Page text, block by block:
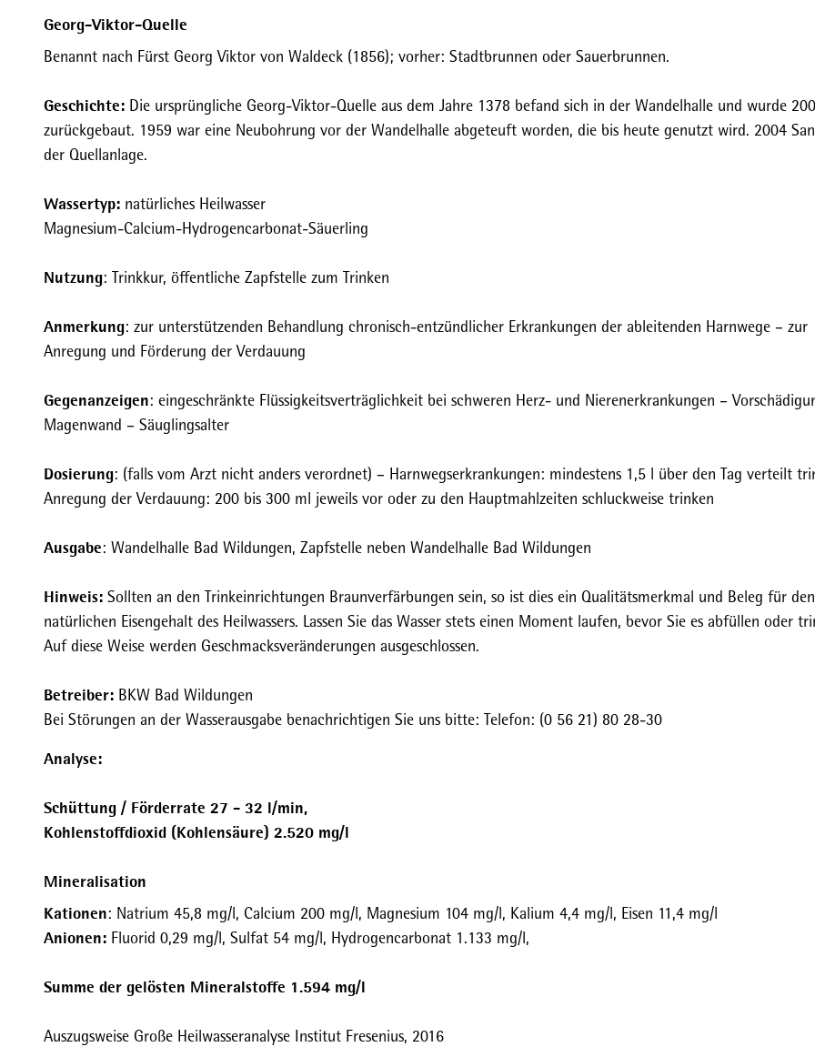
5
2
M
G
_
2
7
_
_
G
o
r
V
i
t
r
Q
u
l
l
_
a
l
q
u
e
l
_
Georg-Viktor-Quelle
Benannt nach Fürst Georg Viktor von Waldeck (1856); vorher: Stadtbrunnen oder Sauerbrunnen.
Geschichte: Die ursprüngliche Georg-Viktor-Quelle aus dem Jahre 1378 befand sich in der Wandelhalle und wurde
zurückgebaut. 1959 war eine Neubohrung vor der Wandelhalle abgeteuft worden, die bis heute genutzt wird. 2004
der Quellanlage.
Wassertyp: natürliches Heilwasser
Magnesium-Calcium-Hydrogencarbonat-Säuerling
Nutzung: Trinkkur, öffentliche Zapfstelle zum Trinken
Anmerkung: zur unterstützenden Behandlung chronisch-entzündlicher Erkrankungen der ableitenden Harnwege – zur
Anregung und Förderung der Verdauung
Gegenanzeigen: eingeschränkte Flüssigkeitsverträglichkeit bei schweren Herz- und Nierenerkrankungen –
Magenwand – Säuglingsalter
Dosierung: (falls vom Arzt nicht anders verordnet) – Harnwegserkrankungen: mindestens 1,5 l über den Tag verteilt
Anregung der Verdauung: 200 bis 300 ml jeweils vor oder zu den Hauptmahlzeiten schluckweise trinken
Ausgabe: Wandelhalle Bad Wildungen, Zapfstelle neben Wandelhalle Bad Wildungen
Hinweis: Sollten an den Trinkeinrichtungen Braunverfärbungen sein, so ist dies ein Qualitätsmerkmal und Beleg für den
natürlichen Eisengehalt des Heilwassers. Lassen Sie das Wasser stets einen Moment laufen, bevor Sie es abfüllen oder
Auf diese Weise werden Geschmacksveränderungen ausgeschlossen.
Betreiber: BKW Bad Wildungen
Bei Störungen an der Wasserausgabe benachrichtigen Sie uns bitte: Telefon: (0 56 21) 80 28-30
Analyse:
Schüttung / Förderrate 27 - 32 l/min,
Kohlenstoffdioxid (Kohlensäure) 2.520 mg/l
Mineralisation
Kationen: Natrium 45,8 mg/l, Calcium 200 mg/l, Magnesium 104 mg/l, Kalium 4,4 mg/l, Eisen 11,4 mg/l
Anionen: Fluorid 0,29 mg/l, Sulfat 54 mg/l, Hydrogencarbonat 1.133 mg/l,
Summe der gelösten Mineralstoffe 1.594 mg/l
Auszugsweise Große Heilwasseranalyse Institut Fresenius, 2016